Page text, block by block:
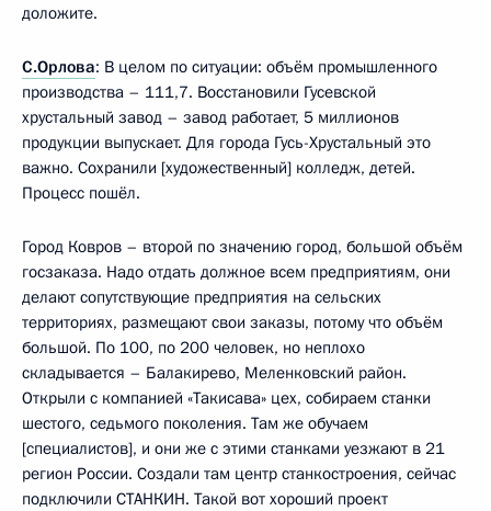
доложите.
С.Орлова: В целом по ситуации: объём промышленного
производства – 111,7. Восстановили Гусевской
хрустальный завод – завод работает, 5 миллионов
продукции выпускает. Для города Гусь-Хрустальный это
важно. Сохранили [художественный] колледж, детей.
Процесс пошёл.
Город Ковров – второй по значению город, большой объём
госзаказа. Надо отдать должное всем предприятиям, они
делают сопутствующие предприятия на сельских
территориях, размещают свои заказы, потому что объём
большой. По 100, по 200 человек, но неплохо
складывается – Балакирево, Меленковский район.
Открыли с компанией «Такисава» цех, собираем станки
шестого, седьмого поколения. Там же обучаем
[специалистов], и они же с этими станками уезжают в 21
регион России. Создали там центр станкостроения, сейчас
подключили СТАНКИН. Такой вот хороший проект